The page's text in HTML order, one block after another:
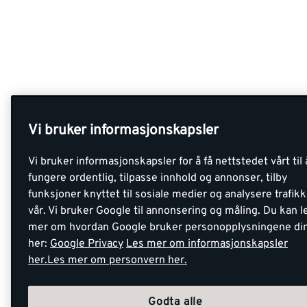
Vi bruker informasjonskapsler
Vi bruker informasjonskapsler for å få nettstedet vårt til
fungere ordentlig, tilpasse innhold og annonser, tilby
funksjoner knyttet til sosiale medier og analysere
vår. Vi bruker Google til annonsering og måling. Du kan
mer om hvordan Google bruker personopplysningene
her: Google Privacy Les mer om informasjonskapsler
her.Les mer om personvern her.
Godta alle